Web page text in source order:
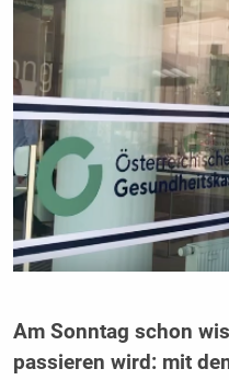
Am Sonntag schon
passieren wird: mit